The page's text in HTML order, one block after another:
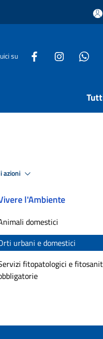
su
azioni
l'Ambiente
domestici
urbani e domestici
fitopatologici e